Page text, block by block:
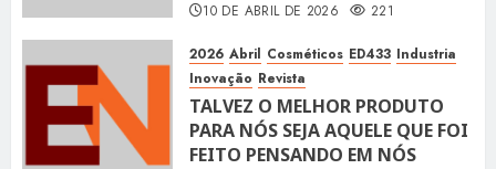
10 DE ABRIL DE 2026 221
2026 Abril Cosméticos ED433 Industria
Inovação Revista
TALVEZ O MELHOR PRODUTO
PARA NÓS SEJA AQUELE QUE FOI
FEITO PENSANDO EM NÓS